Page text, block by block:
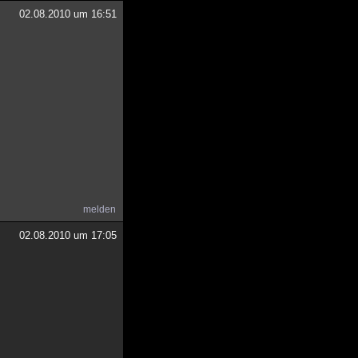
02.08.2010 um 16:51
melden
02.08.2010 um 17:05